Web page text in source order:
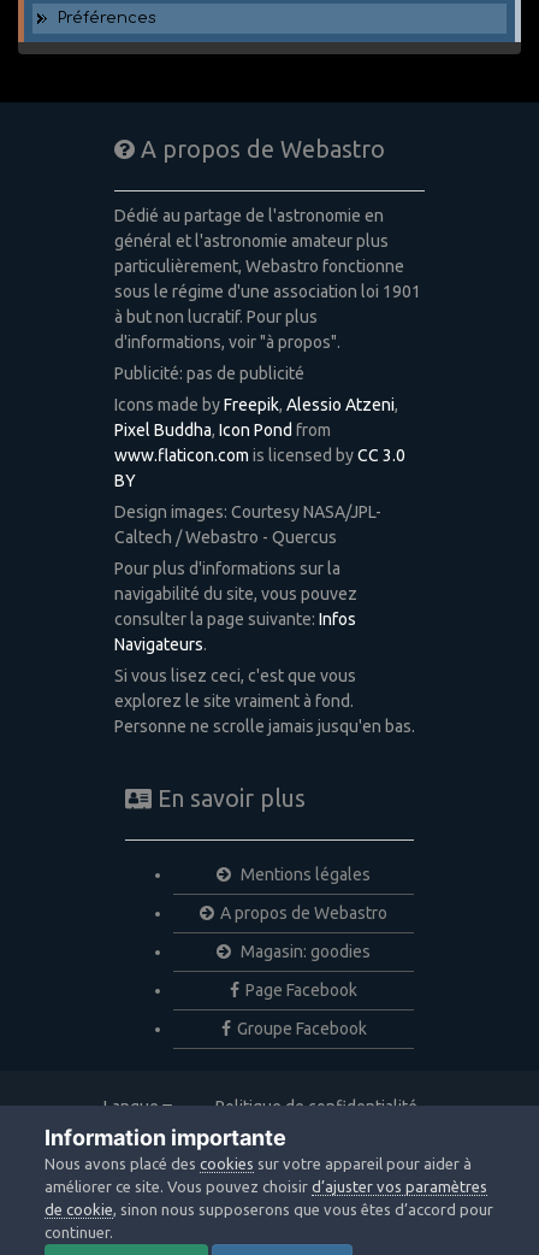
Préférences
A propos de Webastro
Dédié au partage de l'astronomie en
général et l'astronomie amateur plus
particulièrement, Webastro fonctionne
sous le régime d'une association loi 1901
à but non lucratif. Pour plus
d'informations, voir "à propos".
Publicité: pas de publicité
Icons made byFreepik, Alessio Atzeni,
Pixel Buddha, Icon Pond from
www.flaticon.com is licensed byCC 3.0
BY
Design images: Courtesy NASA/JPL-
Caltech / Webastro - Quercus
Pour plus d'informations sur la
navigabilité du site, vous pouvez
consulter la page suivante: Infos
Navigateurs.
Si vous lisez ceci, c'est que vous
explorez le site vraiment à fond.
Personne ne scrolle jamais jusqu'en bas.
En savoir plus
Mentions légales
A propos de Webastro
Magasin: goodies
Page Facebook
Groupe Facebook
Langue
Politique de confidentialité
Nous contacter
Copyright © 2020 Webastro
Powered by Invision Community
Information importante
Nous avons placé descookies sur votre appareil pour aider à
améliorer ce site. Vous pouvez choisird’ajuster vos paramètres
de cookie, sinon nous supposerons que vous êtes d’accord pour
continuer.